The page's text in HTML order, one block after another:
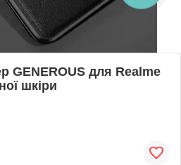
GENEROUS для Realme
шкіри